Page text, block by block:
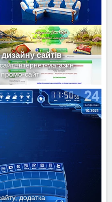
сайтів
інтернет-магазин,
промо-сайт
додатка